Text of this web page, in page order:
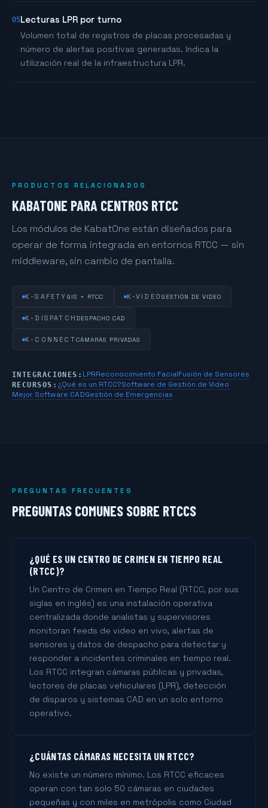
05Lecturas LPR por turno
Volumen total de registros de placas procesadas y
número de alertas positivas generadas. Indica la
utilización real de la infraestructura LPR.
PRODUCTOS RELACIONADOS
KABATONE PARA CENTROS RTCC
Los módulos de KabatOne están diseñados para
operar de forma integrada en entornos RTCC — sin
middleware, sin cambio de pantalla.
K-SAFETY GIS + RTCC K-VIDEOGESTIÓN DE VIDEO
K-DISPATCH DESPACHO CAD
K-CONNECTCÁMARAS PRIVADAS
INTEGRACIONES: LPRReconocimiento FacialFusión de Sensores
RECURSOS: ¿Qué es un RTCC?Software de Gestión de Video
Mejor Software CADGestión de Emergencias
PREGUNTAS FRECUENTES
PREGUNTAS COMUNES SOBRE RTCCS
¿QUÉ ES UN CENTRO DE CRIMEN EN TIEMPO REAL
(RTCC)?
Un Centro de Crimen en Tiempo Real (RTCC, por sus
siglas en inglés) es una instalación operativa
centralizada donde analistas y supervisores
monitoran feeds de video en vivo, alertas de
sensores y datos de despacho para detectar y
responder a incidentes criminales en tiempo real.
Los RTCC integran cámaras públicas y privadas,
lectores de placas vehiculares (LPR), detección
de disparos y sistemas CAD en un solo entorno
operativo.
¿CUÁNTAS CÁMARAS NECESITA UN RTCC?
No existe un número mínimo. Los RTCC eficaces
operan con tan solo 50 cámaras en ciudades
pequeñas y con miles en metrópolis como Ciudad